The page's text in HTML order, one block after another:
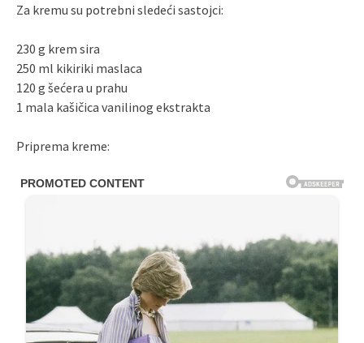
Za kremu su potrebni sledeći sastojci:
230 g krem sira
250 ml kikiriki maslaca
120 g šećera u prahu
1 mala kašičica vanilinog ekstrakta
Priprema kreme: